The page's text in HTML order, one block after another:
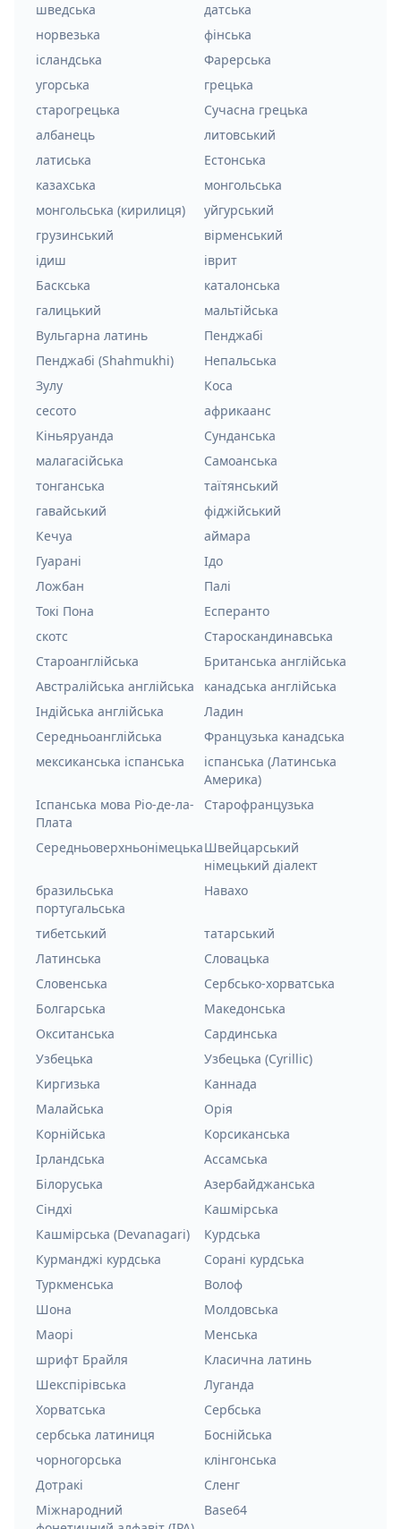
шведська
датська
норвезька
фінська
ісландська
Фарерська
угорська
грецька
старогрецька
Сучасна грецька
албанець
литовський
латиська
Естонська
казахська
монгольська
монгольська (кирилиця)
уйгурський
грузинський
вірменський
ідиш
іврит
Баскська
каталонська
галицький
мальтійська
Вульгарна латинь
Пенджабі
Пенджабі (Shahmukhi)
Непальська
Зулу
Коса
сесото
африкаанс
Кіньяруанда
Сунданська
малагасійська
Самоанська
тонганська
таїтянський
гавайський
фіджійський
Кечуа
аймара
Гуарані
Ідо
Ложбан
Палі
Токі Пона
Есперанто
скотс
Староскандинавська
Староанглійська
Британська англійська
Австралійська англійська
канадська англійська
Індійська англійська
Ладин
Середньоанглійська
Французька канадська
мексиканська іспанська
іспанська (Латинська
Америка)
Іспанська мова Ріо-де-ла-
Плата
Старофранцузька
СередньоверхньонімецькаШвейцарський
німецький діалект
бразильська
португальська
Навахо
тибетський
татарський
Латинська
Словацька
Словенська
Сербсько-хорватська
Болгарська
Македонська
Окситанська
Сардинська
Узбецька
Узбецька (Cyrillic)
Киргизька
Каннада
Малайська
Орія
Корнійська
Корсиканська
Ірландська
Ассамська
Білоруська
Азербайджанська
Сіндхі
Кашмірська
Кашмірська (Devanagari)
Курдська
Курманджі курдська
Сорані курдська
Туркменська
Волоф
Шона
Молдовська
Маорі
Менська
шрифт Брайля
Класична латинь
Шекспірівська
Луганда
Хорватська
Сербська
сербська латиниця
Боснійська
чорногорська
клінгонська
Дотракі
Сленг
Міжнародний
Base64